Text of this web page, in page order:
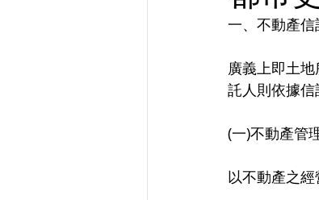
一、不動產信
廣義上即土
託人則依據
(一)不動產管
以不動產之經